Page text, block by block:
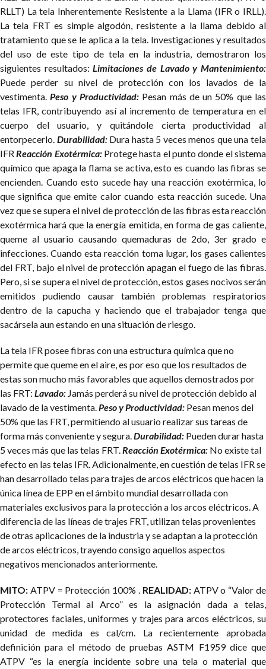
RLLT) La tela Inherentemente Resistente a la Llama (IFR o IRLL).
La tela FRT es simple algodón, resistente a la llama debido al
tratamiento que se le aplica a la tela.Investigaciones y resultados
del uso de este tipo de tela en la industria, demostraron los
siguientes resultados: Limitaciones de Lavado y Mantenimiento:
Puede perder su nivel de protección con los lavados de la
vestimenta. Peso y Productividad:Pesan más de un 50% que las
telas IFR, contribuyendo así al incremento de temperatura en el
cuerpo del usuario, y quitándole cierta productividad al
entorpecerlo. Durabilidad: Dura hasta 5 veces menos que una tela
IFRReacción Exotérmica:Protege hasta el punto donde el sistema
químico que apaga la flama se activa, esto es cuando las fibras se
encienden. Cuando esto sucede hay una reacción exotérmica, lo
que significa que emite calor cuando esta reacción sucede. Una
vez que se supera el nivel de protección de las fibras esta reacción
exotérmica hará que la energía emitida, en forma de gas caliente,
queme al usuario causando quemaduras de 2do, 3er grado e
infecciones. Cuando esta reacción toma lugar, los gases calientes
del FRT, bajo el nivel de protección apagan el fuego de las fibras.
Pero, si se supera el nivel de protección, estos gases nocivos serán
emitidos pudiendo causar también problemas respiratorios
dentro de la capucha y haciendo que el trabajador tenga que
sacársela aun estando en una situación de riesgo.
La tela IFR posee fibras con una estructura química que no
permite que queme en el aire, es por eso que los resultados de
estas son mucho más favorables que aquellos demostrados por
las FRT: Lavado: Jamás perderá su nivel de protección debido al
lavado de la vestimenta.Peso y Productividad: Pesan menos del
50% que las FRT, permitiendo al usuario realizar sus tareas de
forma más conveniente y segura.Durabilidad: Pueden durar hasta
5 veces más que las telas FRT.Reacción Exotérmica: No existe tal
efecto en las telas IFR.Adicionalmente, en cuestión de telas IFR se
han desarrollado telas para trajes de arcos eléctricos que hacen la
única línea de EPP en el ámbito mundial desarrollada con
materiales exclusivos para la protección a los arcos eléctricos. A
diferencia de las líneas de trajes FRT, utilizan telas provenientes
de otras aplicaciones de la industria y se adaptan a la protección
de arcos eléctricos, trayendo consigo aquellos aspectos
negativos mencionados anteriormente.
MITO: ATPV = Protección 100% . REALIDAD:ATPV o “Valor de
Protección Termal al Arco” es la asignación dada a telas,
protectores faciales, uniformes y trajes para arcos eléctricos, su
unidad de medida es cal/cm. La recientemente aprobada
definición para el método de pruebas ASTM F1959 dice que
ATPV “es la energía incidente sobre una tela o material que